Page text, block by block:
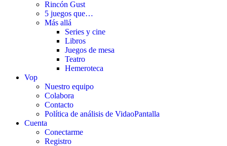
Rincón Gust
5 juegos que…
Más allá
Series y cine
Libros
Juegos de mesa
Teatro
Hemeroteca
Vop
Nuestro equipo
Colabora
Contacto
Política de análisis de VidaoPantalla
Cuenta
Conectarme
Registro